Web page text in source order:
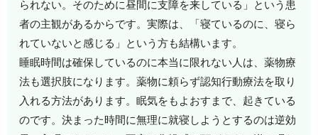
られない。そのために昼間に支障を来している」という患
者の主観があるからです。実際は、「寝ているのに、寝ら
れていないと感じる」という方も結構います。
睡眠時間は確保しているのに本当に限れない人は、薬物療
法も選択肢になります。薬物に頼らず認知行動療法を取り
入れる方法があります。眠気をもよおすまで、起きている
のです。決まった時間に無理に就寝しようとするのは逆効